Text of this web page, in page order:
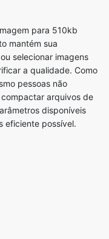
selecionar imagens
a qualidade. Como
pessoas não
arquivos de
disponíveis
eficiente possível.
é natural se
todos os esforços
nossa ferramenta
não carrega nenhuma